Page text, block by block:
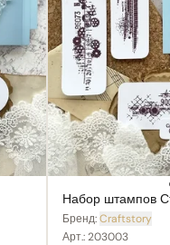
Набор штампов
Бренд:Craftstory
Арт.:203003